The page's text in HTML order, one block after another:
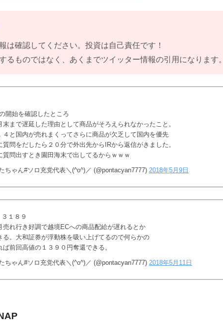
は確認してください。投資は自己責任です！
るものではなく、あくまでツイッター情報の引用になります。
開始を確認したところ
末まで遅延した理由として商品がそろえられなかったこと。
４と国内が売れまくってさらに商品が欠乏して国内を優先
質問をだしたら２０分で外出先からIRから返信がきました。
質問出すとき園田海末で出してるからｗｗｗ
ちゃん#ソロ充党代表＼(^o^)／ (@pontacyan7777) 2018年5月9日
１８９
売れ行き好調で越境ECへの商品配給が遅れるとか
る。大和証券が浮動株を吸い上げてるので何らかの
ば前回高値の１３９０円奪還できる。
ちゃん#ソロ充党代表＼(^o^)／ (@pontacyan7777) 2018年5月11日